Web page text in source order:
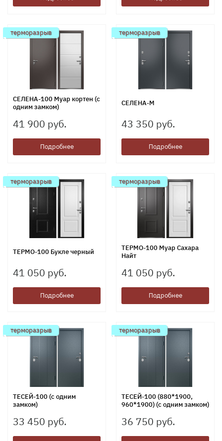
терморазрыв
СЕЛЕНА-100 Муар кортен (с
одним замком)
41 900 руб.
Подробнее
терморазрыв
СЕЛЕНА-М
43 350 руб.
Подробнее
терморазрыв
ТЕРМО-100 Букле черный
41 050 руб.
Подробнее
терморазрыв
ТЕРМО-100 Муар Сахара
Найт
41 050 руб.
Подробнее
терморазрыв
ТЕСЕЙ-100 (с одним
замком)
33 450 руб.
терморазрыв
ТЕСЕЙ-100 (880*1900,
960*1900) (с одним замком)
36 750 руб.